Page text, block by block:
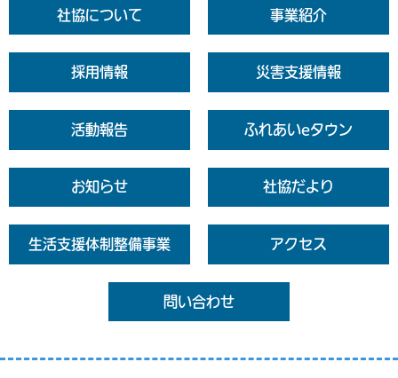
社協について 事業紹介
採用情報 災害支援情報
活動報告 ふれあいeタウン
お知らせ 社協だより
生活支援体制整備事業 アクセス
問い合わせ